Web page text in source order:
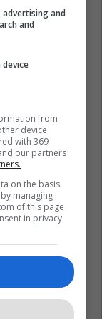
Albi Mall:
për çdo
and
and
from
device
with 369
our partners
on the basis
managing
of this page
in privacy